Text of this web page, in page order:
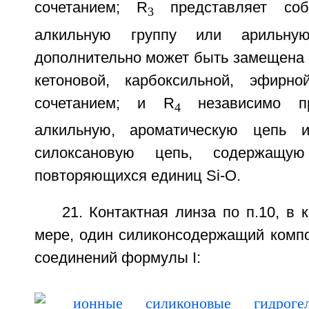
сочетанием; R3 представляет
алкильную группу или
дополнительно может быть замещена
кетоновой, карбоксильной,
сочетанием; и R4 независимо
алкильную, ароматическую цепь
силоксановую цепь,
повторяющихся единиц Si-O.
21. Контактная линза по п.10, в
мере, один силиконсодержащий
соединений формулы I: